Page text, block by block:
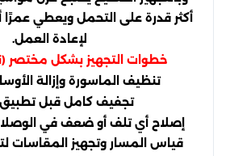
أكثر قدرة على التحمل ويعطي
لإعادة العمل.
خطوات التجهيز بشكل مختصر
تنظيف الماسورة وإزالة
تجفيف كامل قبل تطبيق
إصلاح أي تلف أو ضعف في
قياس المسار وتجهيز المقاسات